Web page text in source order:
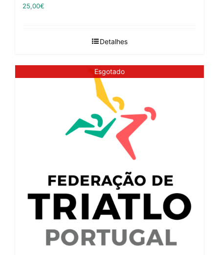
25,00€
Detalhes
Esgotado